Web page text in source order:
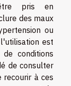
pris en
des maux
ou
est
conditions
de consulter
recourir à ces